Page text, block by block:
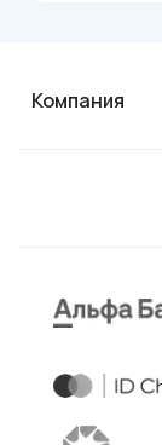
Компания